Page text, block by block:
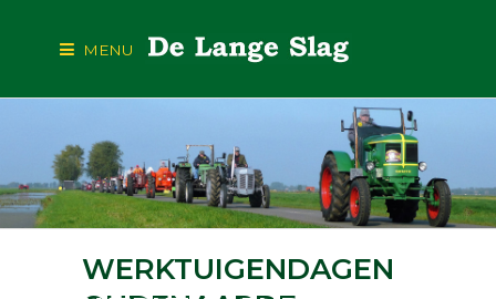
MENU
WERKTUIGENDAGEN